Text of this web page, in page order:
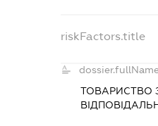
riskFactors.title